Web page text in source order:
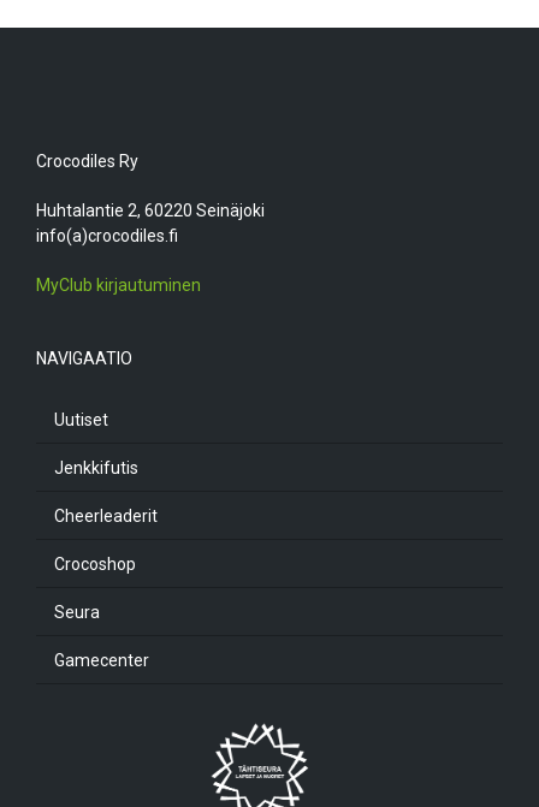
Crocodiles Ry
Huhtalantie 2, 60220 Seinäjoki
info(a)crocodiles.fi
MyClub kirjautuminen
NAVIGAATIO
Uutiset
Jenkkifutis
Cheerleaderit
Crocoshop
Seura
Gamecenter